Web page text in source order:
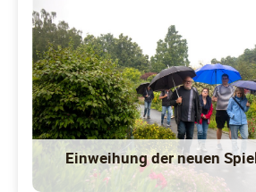
Einweihung der neuen